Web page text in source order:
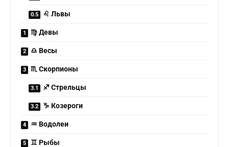
♌ Львы
♍ Девы
♎ Весы
♏ Скорпионы
♐ Стрельцы
♑ Козероги
♒ Водолеи
♊ Рыбы